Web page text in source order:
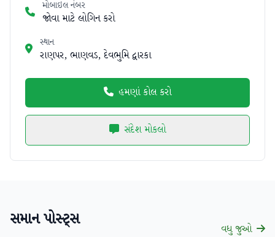
મોબાઇલ નંબર
જોવા માટે લોગિન કરો
સ્થાન
રાણપર, ભાણવડ, દેવભુમિ દ્વારકા
હમણાં કોલ કરો
સંદેશ મોકલો
સમાન પોસ્ટ્સ વધુ જુઓ